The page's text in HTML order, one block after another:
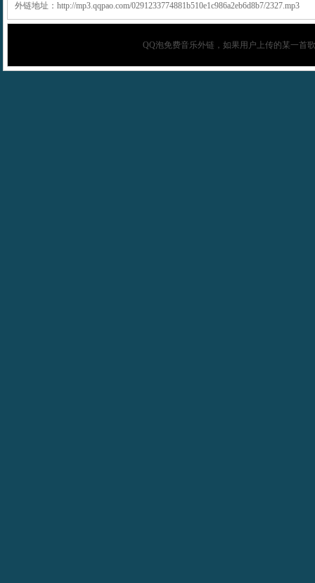
外链地址：http://mp3.qqpao.com/0291233774881b510e1c986a2eb6d8b7/2327.mp3
QQ泡免费音乐外链，如果用户上传的某一首